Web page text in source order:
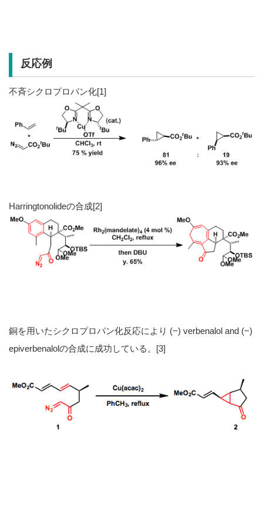
反応例
不斉シクロプロパン化[1]
Harringtonolideの合成[2]
銅を用いたシクロプロパン化反応により (−) verbenalol and (−)
epiverbenalolの合成に成功している。[3]